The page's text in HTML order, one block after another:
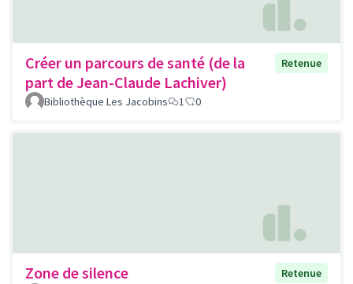
Créer un parcours de santé (de la
part de Jean-Claude Lachiver)
Retenue
Bibliothèque Les Jacobins 1 0
Zone de silence
Retenue